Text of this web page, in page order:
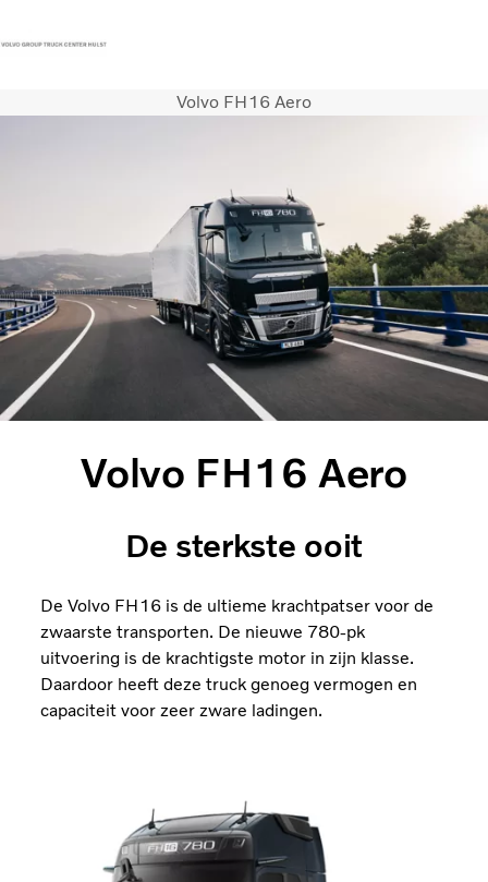
PersberichtenInloggen
Renault Bedrijfswagens
Services
Nieuws
Volvo FH16 Aero
Volvo FH16 Aero
De sterkste ooit
De Volvo FH16 is de ultieme krachtpatser voor de
zwaarste transporten. De nieuwe 780-pk
uitvoering is de krachtigste motor in zijn klasse.
Daardoor heeft deze truck genoeg vermogen en
capaciteit voor zeer zware ladingen.